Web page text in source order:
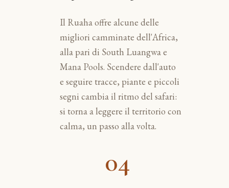
Il Ruaha offre alcune delle
migliori camminate dell'Africa,
alla pari di South Luangwa e
Mana Pools. Scendere dall'auto
e seguire tracce, piante e piccoli
segni cambia il ritmo del safari:
si torna a leggere il territorio con
calma, un passo alla volta.
04